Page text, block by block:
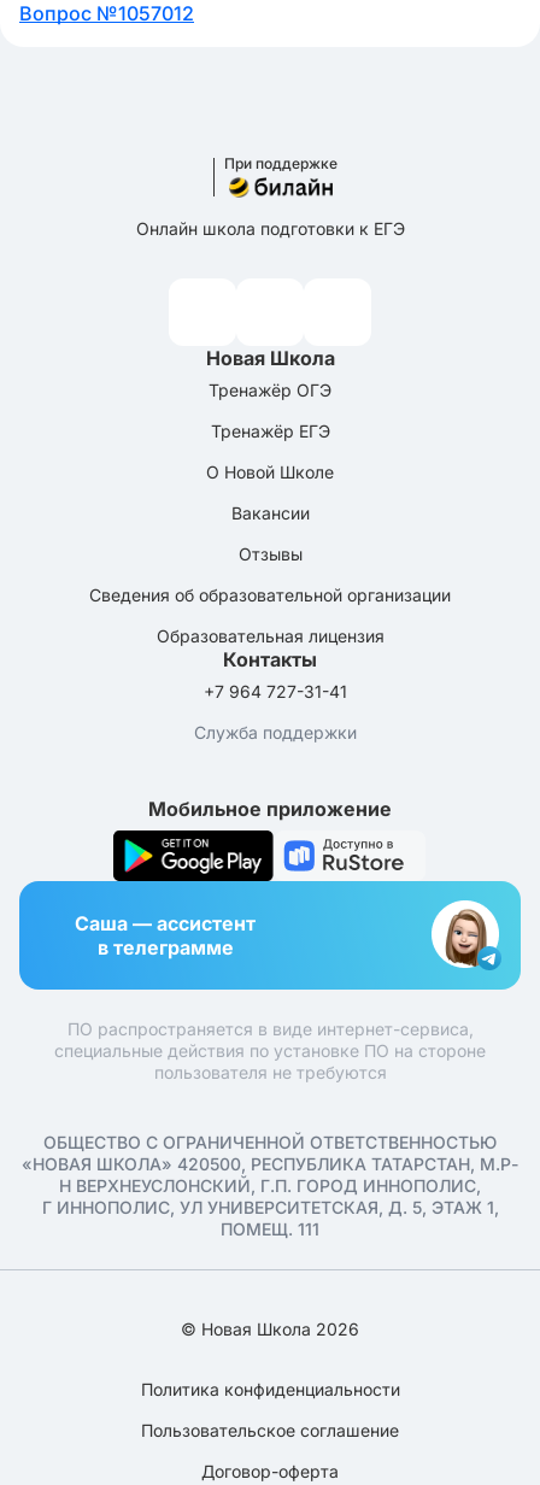
Вопрос №1057012
При поддержке
Онлайн школа подготовки к ЕГЭ
Новая Школа
Тренажёр ОГЭ
Тренажёр ЕГЭ
О Новой Школе
Вакансии
Отзывы
Сведения об образовательной организации
Образовательная лицензия
Контакты
+7 964 727-31-41
Служба поддержки
Мобильное приложение
Саша — ассистент
в телеграмме
ПО распространяется в виде интернет-сервиса,
специальные действия по установке ПО на стороне
пользователя не требуются
ОБЩЕСТВО С ОГРАНИЧЕННОЙ ОТВЕТСТВЕННОСТЬЮ
«НОВАЯ ШКОЛА» 420500, РЕСПУБЛИКА ТАТАРСТАН, М.Р-
Н ВЕРХНЕУСЛОНСКИЙ, Г.П. ГОРОД ИННОПОЛИС,
Г ИННОПОЛИС, УЛ УНИВЕРСИТЕТСКАЯ, Д. 5, ЭТАЖ 1,
ПОМЕЩ. 111
© Новая Школа 2026
Политика конфиденциальности
Пользовательское соглашение
Договор-оферта